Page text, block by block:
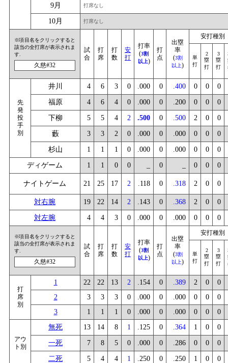
9月 打席なし
10月 打席なし
※項目名をクリックすると
該当の全打席が表示されま
す.
久慈#32
試
合
打
席
打
数
安
打
打率
(3割
以上)
打
点
出塁
率
(3割
以上)
安打種別
単
打
2
塁
打
3
塁
打
先
発
投
手
別
井川 4 6 3 0 .000 0 .400 0 0 0
福原 4 6 4 0 .000 0 .200 0 0 0
下柳 5 5 4 2 .500 0 .500 2 0 0
藪 3 3 2 0 .000 0 .000 0 0 0
杉山 1 1 1 0 .000 0 .000 0 0 0
ディゲーム 1 1 0 0 0 0 0 0
ナイトゲーム 21 25 17 2 .118 0 .318 2 0 0
対右腕 19 22 14 2 .143 0 .368 2 0 0
対左腕 4 4 3 0 .000 0 .000 0 0 0
※項目名をクリックすると
該当の全打席が表示されま
す.
久慈#32
試
合
打
席
打
数
安
打
打率
(3割
以上)
打
点
出塁
率
(3割
以上)
安打種別
単
打
2
塁
打
3
塁
打
打
席
別
1 22 22 13 2 .154 0 .389 2 0
0
2
3 3 3 0 .000 0 .000 0 0
0
3
1 1 1 0 .000 0 .000 0 0 0
アウ
ト別
無死 13 14 8 1 .125 0 .364 1 0 0
一死 7 8 5 0 .000 0 .286 0 0 0
二死 5 4 4 1 .250 0 .250 1 0 0